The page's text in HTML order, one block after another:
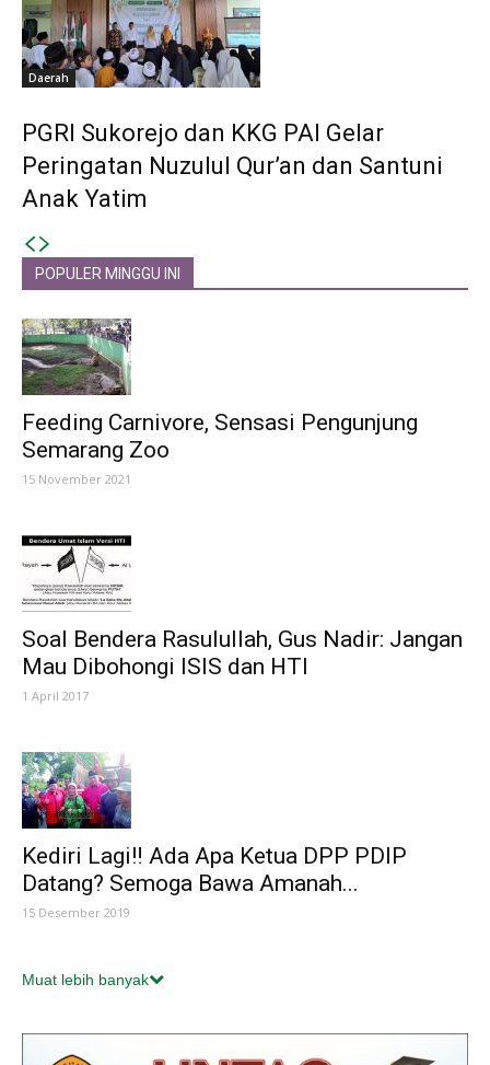
Daerah
PGRI Sukorejo dan KKG PAI Gelar
Peringatan Nuzulul Qur’an dan Santuni
Anak Yatim
POPULER MINGGU INI
Feeding Carnivore, Sensasi Pengunjung
Semarang Zoo
15 November 2021
Soal Bendera Rasulullah, Gus Nadir: Jangan
Mau Dibohongi ISIS dan HTI
1 April 2017
Kediri Lagi‼ Ada Apa Ketua DPP PDIP
Datang? Semoga Bawa Amanah...
15 Desember 2019
Muat lebih banyak